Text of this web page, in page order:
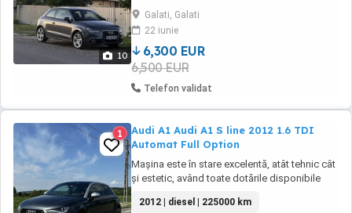
10
economic Schimb ulei efectuat recent (mai
2026) Plăcuțe de frână schimbate recent Fără
probleme mecanice ...
Galati, Galati
22 iunie
6,300 EUR
6,500 EUR
Telefon validat
1
Audi A1 Audi A1 S line 2012 1.6 TDI
Automat Full Option
Mașina este în stare excelentă, atât tehnic cât
și estetic, având toate dotările disponibile
sau verificare. -Distribuție schimbată -ITP
2012 | diesel | 225000 km